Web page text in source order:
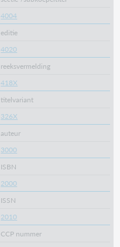
4004
editie
4020
reeksvermelding
418X
titelvariant
326X
auteur
3000
ISBN
2000
ISSN
2010
CCP nummer